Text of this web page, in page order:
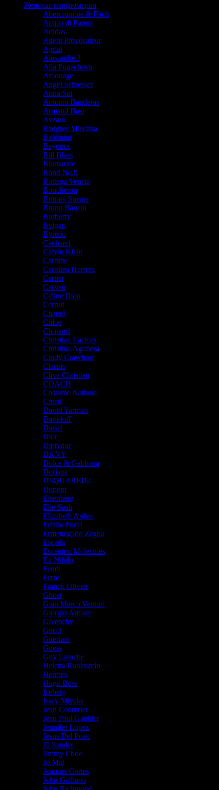
Женская парфюмерия
Abercrombie & Fitch
Acqua di Parma
Adidas
Agent Provocateur
Ajmal
Alexandre.J
Alla Pugachova
Amouage
Angel Schlesser
Anna Sui
Antonio Banderas
Armand Basi
Azzaro
Badgley Mischka
Baldinini
Beyonce
Bill Blass
Blumarine
Bond No.9
Bottega Veneta
Boucheron
Britney Spears
Bruno Banani
Burberry
Bvlgari
Byredo
Cacharel
Calvin Klein
Carbine
Carolina Herrera
Cartier
Carven
Celine Dion
Cerruti
Chanel
Chloe
Chopard
Christian Lacroix
Christina Aguilera
Cindy Crawford
Clarins
Clive Christian
COACH
Costume National
Creed
David Yurman
Davidoff
Diesel
Dior
Diptyque
DKNY
Dolce & Gabbana
Doriane
DSQUARED2
Dupont
Eisenberg
Elie Saab
Elizabeth Arden
Emilio Pucci
Ermenegildo Zegna
Escada
Escentric Molecules
Ex Nihilo
Fendi
Ferre
Franck Olivier
Ghost
Gian Marco Venturi
Giorgio Armani
Givenchy
Gucci
Guerlain
Guess
Guy Laroche
Helena Rubinstein
Hermes
Hugo Boss
Iceberg
Issey Miyake
Jean Couturier
Jean Paul Gaultier
Jennifer Lopez
Jesus Del Pozo
Jil Sander
Jimmy Choo
Jo Mal
Joaquin Cortes
John Galliano